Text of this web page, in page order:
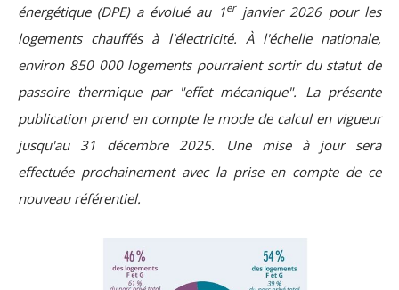
énergétique (DPE) a évolué au 1erjanvier 2026 pour les
logements chauffés à l'électricité. À l'échelle nationale,
environ 850 000 logements pourraient sortir du statut de
passoire thermique par "effet mécanique". La présente
publication prend en compte le mode de calcul en vigueur
jusqu'au 31 décembre 2025. Une mise à jour sera
effectuée prochainement avec la prise en compte de ce
nouveau référentiel.